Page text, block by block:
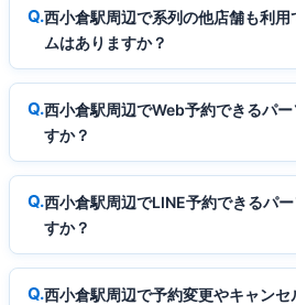
西小倉駅周辺で系列の他店舗も利
ムはありますか？
西小倉駅周辺でWeb予約できるパ
すか？
西小倉駅周辺でLINE予約できるパ
すか？
西小倉駅周辺で予約変更やキャンセ